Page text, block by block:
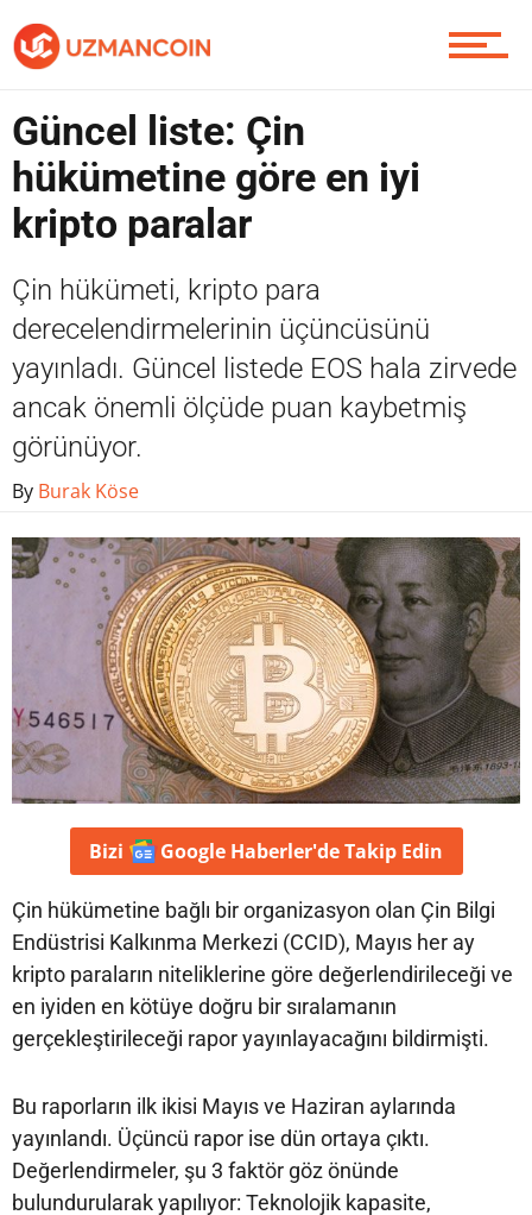
Piyasa
Soru Sor
Güncel liste: Çin
hükümetine göre en iyi
kripto paralar
Çin hükümeti, kripto para
derecelendirmelerinin üçüncüsünü
yayınladı. Güncel listede EOS hala zirvede
ancak önemli ölçüde puan kaybetmiş
görünüyor.
By Burak Köse
Bizi Google Haberler'deTakip Edin
Çin hükümetine bağlı bir organizasyon olan Çin Bilgi
Endüstrisi Kalkınma Merkezi (CCID), Mayıs her ay
kripto paraların niteliklerine göre değerlendirileceği ve
en iyiden en kötüye doğru bir sıralamanın
gerçekleştirileceği rapor yayınlayacağını bildirmişti.
Bu raporların ilk ikisi Mayıs ve Haziran aylarında
yayınlandı. Üçüncü rapor ise dün ortaya çıktı.
Değerlendirmeler, şu 3 faktör göz önünde
bulundurularak yapılıyor: Teknolojik kapasite,